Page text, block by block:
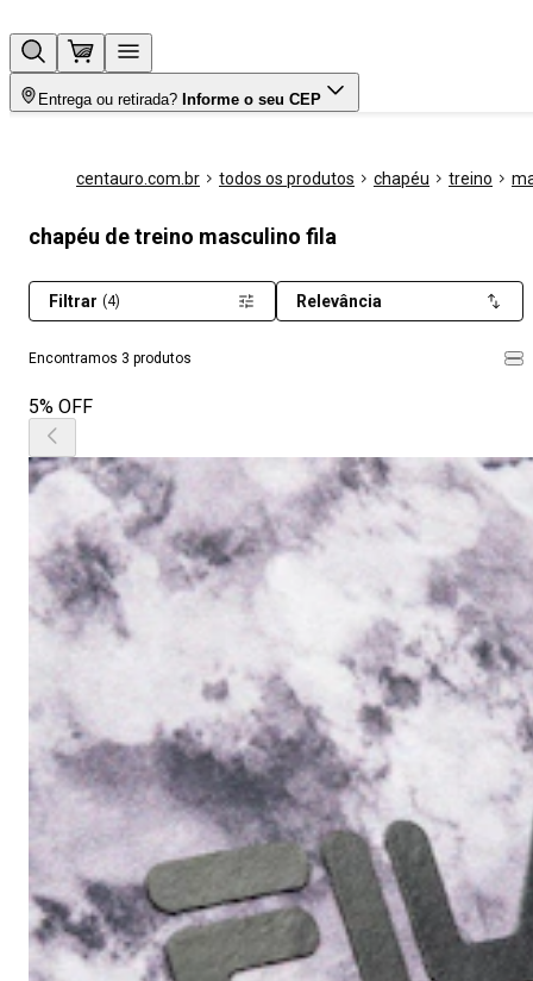
Entrega ou retirada? Informe o seu CEP
centauro.com.br todos os produtos chapéu treino
chapéu de treino masculino fila
Encontramos 3 produtos
Filtrar (4) Relevância
5% OFF